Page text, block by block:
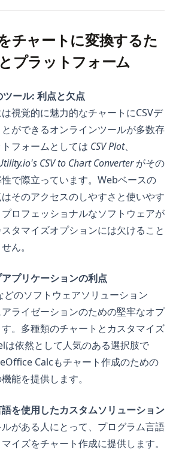
チャートに変換するた
プラットフォーム
ール: 利点と欠点
視覚的に魅力的なチャートにCSVデ
ができるオンラインツールが多数存
フォームとしては CSV Plot、
CSV to Chart Converterがその
で際立っています。Webベースの
そのアクセスのしやすさと使いやす
ロフェッショナルなソフトウェアが
タマイズオプションには欠けること
ん。
プリケーションの利点
のソフトウェアソリューション
ライゼーションのための堅牢なオプ
。多種類のチャートとカスタマイズ
は依然として人気のある選択肢で
Calcもチャート作成のための
能を提供します。
を使用したカスタムソリューション
がある人にとって、プログラム言語
イズをチャート作成に提供します。